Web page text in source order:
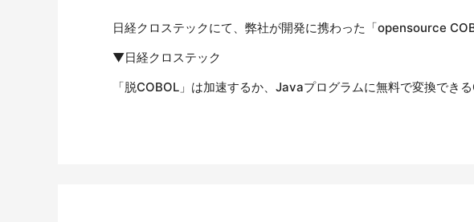
日経クロステックにて、弊社が開発に携わった「opensource
▼日経クロステック
「脱COBOL」は加速するか、Javaプログラムに無料で変換でき